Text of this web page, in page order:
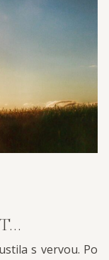
s vervou. Po